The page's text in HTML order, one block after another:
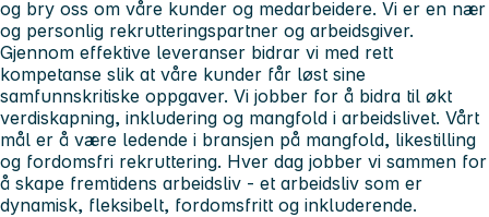
og bry oss om våre kunder og medarbeidere. Vi er en nær
og personlig rekrutteringspartner og arbeidsgiver.
Gjennom effektive leveranser bidrar vi med rett
kompetanse slik at våre kunder får løst sine
samfunnskritiske oppgaver. Vi jobber for å bidra til økt
verdiskapning, inkludering og mangfold i arbeidslivet. Vårt
mål er å være ledende i bransjen på mangfold, likestilling
og fordomsfri rekruttering. Hver dag jobber vi sammen for
å skape fremtidens arbeidsliv - et arbeidsliv som er
dynamisk, fleksibelt, fordomsfritt og inkluderende.